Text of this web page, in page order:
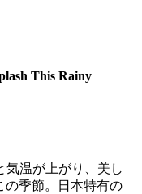
This Rainy
気温が上がり、美し
の季節。日本特有の